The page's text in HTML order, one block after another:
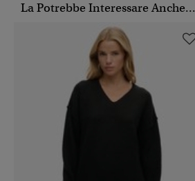
La Potrebbe Interessare Anche...